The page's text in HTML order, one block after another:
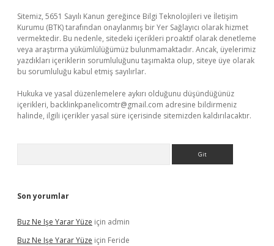
Sitemiz, 5651 Sayılı Kanun gereğince Bilgi Teknolojileri ve İletişim
Kurumu (BTK) tarafından onaylanmış bir Yer Sağlayıcı olarak hizmet
vermektedir. Bu nedenle, sitedeki içerikleri proaktif olarak denetleme
veya araştırma yükümlülüğümüz bulunmamaktadır. Ancak, üyelerimiz
yazdıkları içeriklerin sorumluluğunu taşımakta olup, siteye üye olarak
bu sorumluluğu kabul etmiş sayılırlar.
Hukuka ve yasal düzenlemelere aykırı olduğunu düşündüğünüz
içerikleri, backlinkpanelicomtr@gmail.com adresine bildirmeniz
halinde, ilgili içerikler yasal süre içerisinde sitemizden kaldırılacaktır.
Son yorumlar
Buz Ne Işe Yarar Yüze için admin
Buz Ne Işe Yarar Yüze için Feride